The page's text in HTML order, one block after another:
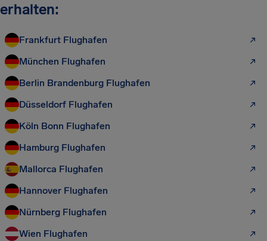
erhalten:
Frankfurt Flughafen
München Flughafen
Berlin Brandenburg Flughafen
Düsseldorf Flughafen
Köln Bonn Flughafen
Hamburg Flughafen
Mallorca Flughafen
Hannover Flughafen
Nürnberg Flughafen
Wien Flughafen